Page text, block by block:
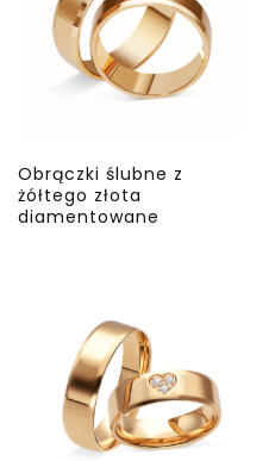
Obrączki ślubne z
żółtego złota
diamentowane